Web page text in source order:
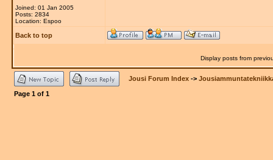
Joined: 01 Jan 2005
Posts: 2834
Location: Espoo
Back to top
Display posts from
Jousi Forum Index ->
Page 1 of 1